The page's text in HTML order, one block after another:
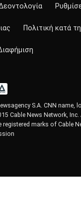
Πολιτική κατά
S.A. CNN name,
Cable News Network, Inc.
registered marks of Cable